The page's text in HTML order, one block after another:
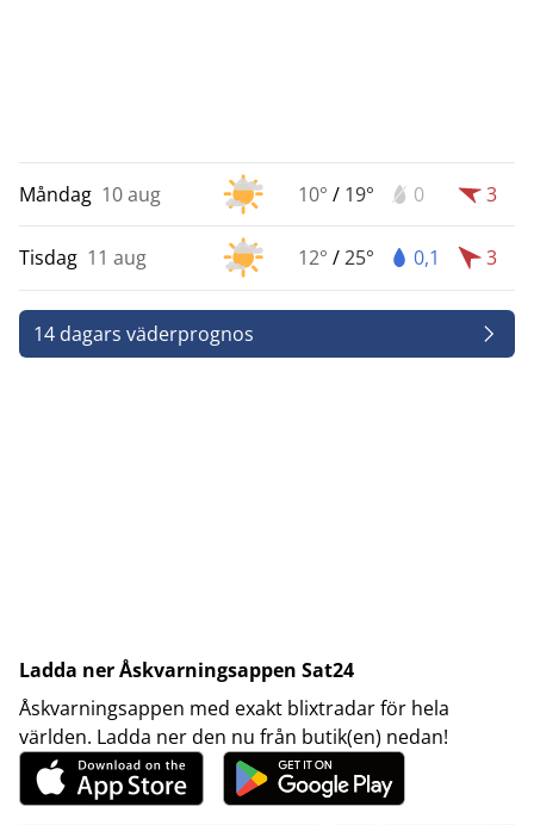
Måndag 10 aug 10° / 19° 0 3
Tisdag 11 aug 12° /25° 0,1 3
14 dagars väderprognos
Ladda ner Åskvarningsappen Sat24
Åskvarningsappen med exakt blixtradar för hela
världen. Ladda ner den nu från butik(en) nedan!